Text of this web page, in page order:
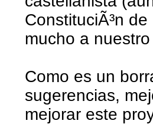
ConstituciÃ³n
mucho a
Como es un
sugerencias,
mejorar este